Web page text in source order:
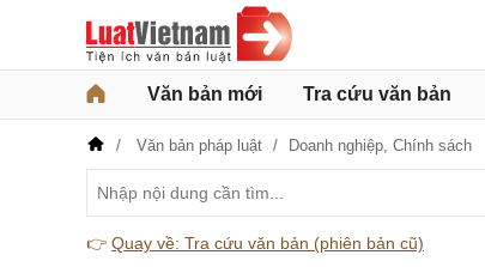
Văn bản mới Tra cứu văn bản
Văn bản pháp luật Doanh nghiệp, Chính sách
👉 Quay về: Tra cứu văn bản (phiên bản cũ)